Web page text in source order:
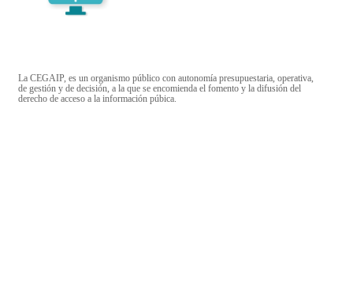
La CEGAIP, es un organismo público con autonomía presupuestaria, operativa,
de gestión y de decisión, a la que se encomienda el fomento y la difusión del
derecho de acceso a la información púbica.